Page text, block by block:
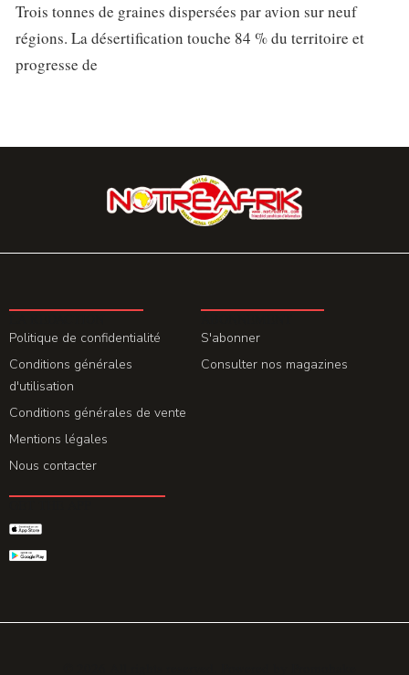
Trois tonnes de graines dispersées par avion sur neuf
régions. La désertification touche 84 % du territoire et
progresse de
Politique de confidentialité
Conditions générales
d'utilisation
Conditions générales de vente
Mentions légales
Nous contacter
S'abonner
Consulter nos magazines